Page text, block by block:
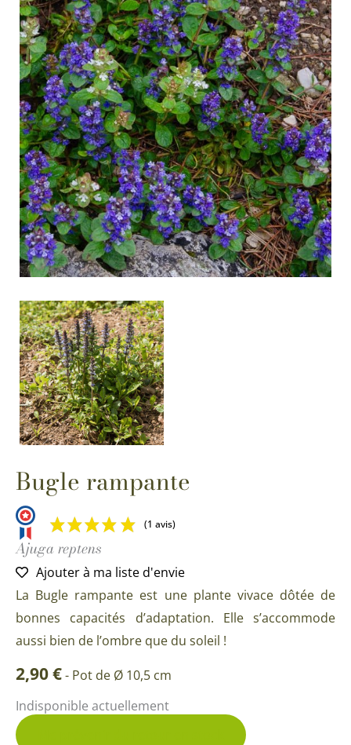
Bugle rampante
(1 avis)
Ajuga reptens
Ajouter à ma liste d'envie
La Bugle rampante est une plante vivace dôtée de
bonnes capacités d’adaptation. Elle s’accommode
aussi bien de l’ombre que du soleil !
2,90€- Pot de Ø 10,5 cm
Indisponible actuellement